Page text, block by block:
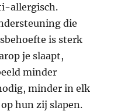
allergisch.
die
is sterk
je slaapt,
minder
minder in elk
hun zij slapen.